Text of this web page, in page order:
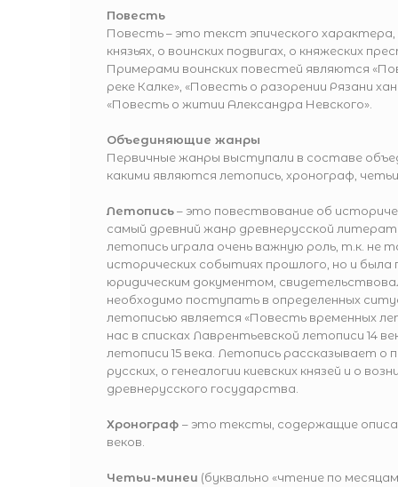
Повесть
Повесть – это текст эпического
князьях, о воинских подвигах, о княжеских
Примерами воинских повестей являются
реке Калке», «Повесть о разорении Рязани
«Повесть о житии Александра Невского».
Объединяющие жанры
Первичные жанры выступали в составе
какими являются летопись, хронограф,
Летопись– это повествование об
самый древний жанр древнерусской
летопись играла очень важную роль, т.к. не
исторических событиях прошлого, но и была
юридическим документом,
необходимо поступать в определенных
летописью является «Повесть временных
нас в списках Лаврентьевской летописи 14
летописи 15 века. Летопись рассказывает о
русских, о генеалогии киевских князей и о
древнерусского государства.
Хронограф – это тексты, содержащие
веков.
Четьи-минеи (буквально «чтение по